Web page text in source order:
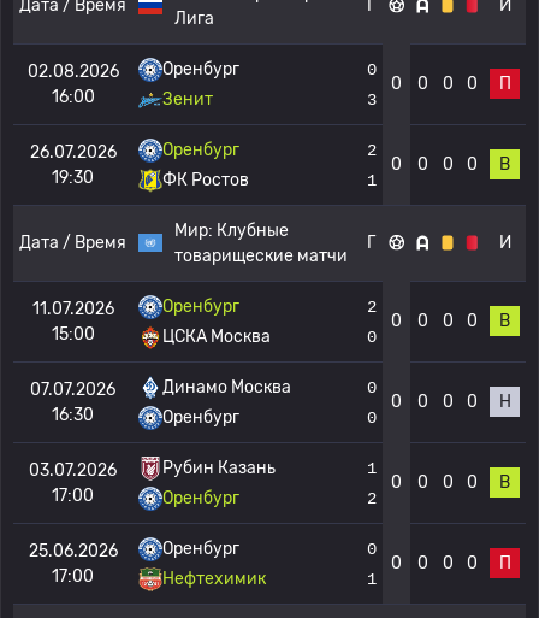
Дата / Время
Лига
Г И
02.08.2026
16:00
Оренбург
Зенит
0
3
0 0 0 0 П
26.07.2026
19:30
Оренбург
ФК Ростов
2
1
0 0 0 0 В
Дата / Время
Мир: Клубные
товарищеские матчи
Г И
11.07.2026
15:00
Оренбург
ЦСКА Москва
2
0
0 0 0 0 В
07.07.2026
16:30
Динамо Москва
Оренбург
0
0
0 0 0 0 Н
03.07.2026
17:00
Рубин Казань
Оренбург
1
2
0 0 0 0 В
25.06.2026
17:00
Оренбург
Нефтехимик
0
1
0 0 0 0 П